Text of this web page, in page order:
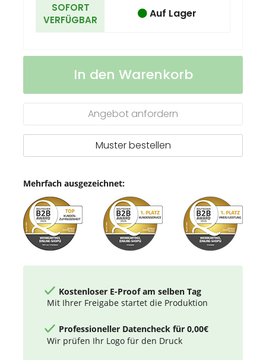
SOFORT
VERFÜGBAR
Auf Lager
STABILO
Farbstift
Auf
In den Warenkorb
Angebot anfordern
Muster bestellen
Mehrfach ausgezeichnet:
Kostenloser E-Proof am selben Tag
Mit Ihrer Freigabe startet die Produktion
Professioneller Datencheck für 0,00€
Wir prüfen Ihr Logo für den Druck